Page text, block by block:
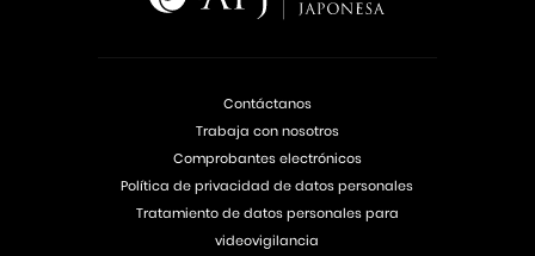
Contáctanos
Trabaja con nosotros
Comprobantes electrónicos
Política de privacidad de datos personales
Tratamiento de datos personales para
videovigilancia